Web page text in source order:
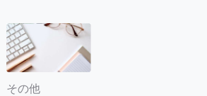
その他